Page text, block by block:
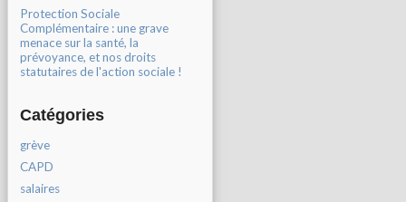
Protection Sociale
Complémentaire : une grave
menace sur la santé, la
prévoyance, et nos droits
statutaires de l'action sociale !
Catégories
grève
CAPD
salaires